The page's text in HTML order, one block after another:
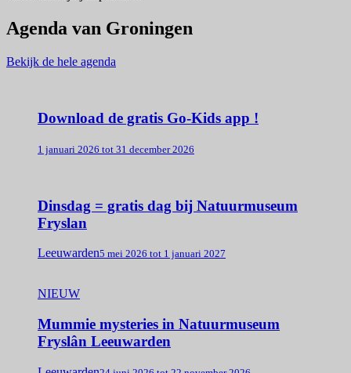
Agenda van Groningen
Bekijk de hele agenda
Download de gratis Go-Kids app !
1 januari 2026 tot 31 december 2026
Dinsdag = gratis dag bij Natuurmuseum
Fryslan
Leeuwarden5 mei 2026 tot 1 januari 2027
NIEUW
Mummie mysteries in Natuurmuseum
Fryslân Leeuwarden